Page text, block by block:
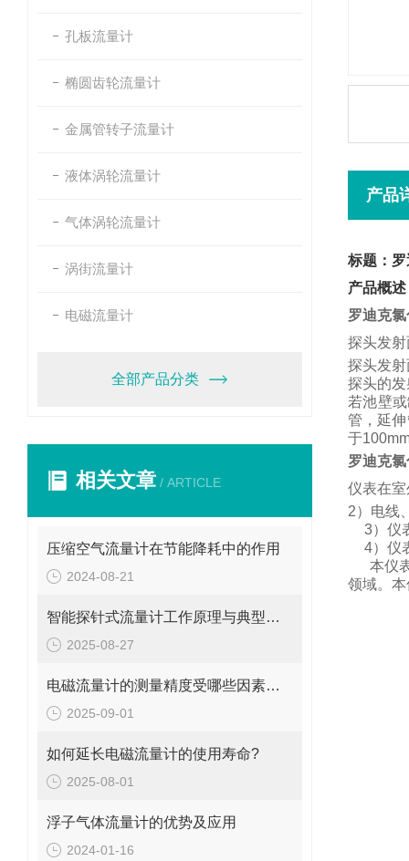
孔板流量计
椭圆齿轮流量计
金属管转子流量计
液体涡轮流量计
气体涡轮流量计
涡街流量计
电磁流量计
全部产品分类
相关文章 / ARTICLE
压缩空气流量计在节能降耗中的作用
2024-08-21
智能探针式流量计工作原理与典型应用
2025-08-27
电磁流量计的测量精度受哪些因素影响?
2025-09-01
如何延长电磁流量计的使用寿命?
2025-08-01
浮子气体流量计的优势及应用
2024-01-16
产品
标题：
产品概述
罗迪克
探头发
探头发
探头的
若池壁
管，延
于
罗迪克
仪表在
2）电线
3）仪
4）仪
本仪
领域。 本